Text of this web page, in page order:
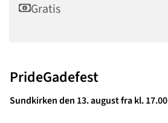
Gratis
PrideGadefest
Sundkirken den 13. august fra kl. 17.00